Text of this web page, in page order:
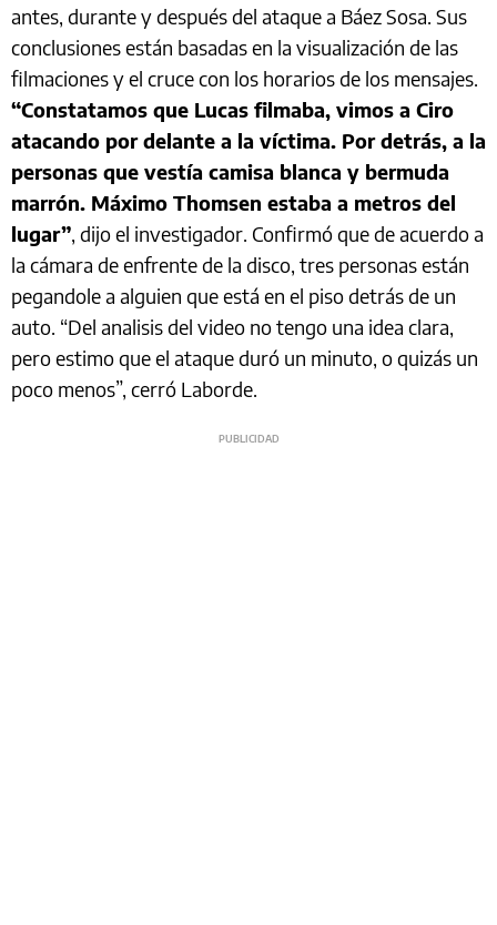
antes, durante y después del ataque a Báez Sosa. Sus
conclusiones están basadas en la visualización de las
filmaciones y el cruce con los horarios de los mensajes.
“Constatamos que Lucas filmaba, vimos a Ciro
atacando por delante a la víctima. Por detrás, a la
personas que vestía camisa blanca y bermuda
marrón. Máximo Thomsen estaba a metros del
lugar”, dijo el investigador. Confirmó que de acuerdo a
la cámara de enfrente de la disco, tres personas están
pegandole a alguien que está en el piso detrás de un
auto. “Del analisis del video no tengo una idea clara,
pero estimo que el ataque duró un minuto, o quizás un
poco menos”, cerró Laborde.